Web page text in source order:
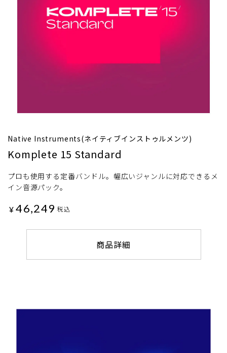
Native Instruments(ネイティブインストゥルメンツ)
Komplete 15 Standard
プロも使用する定番バンドル。幅広いジャンルに対応できるメ
イン音源パック。
¥ 46,249 税込
商品詳細